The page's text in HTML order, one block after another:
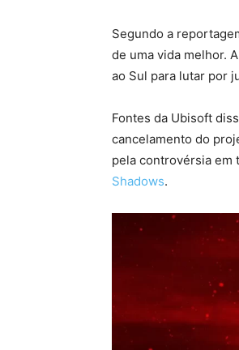
Segundo a
de uma vida melhor.
ao Sul para lutar por
Fontes da Ubisoft
cancelamento do
pela controvérsia em
Shadows.